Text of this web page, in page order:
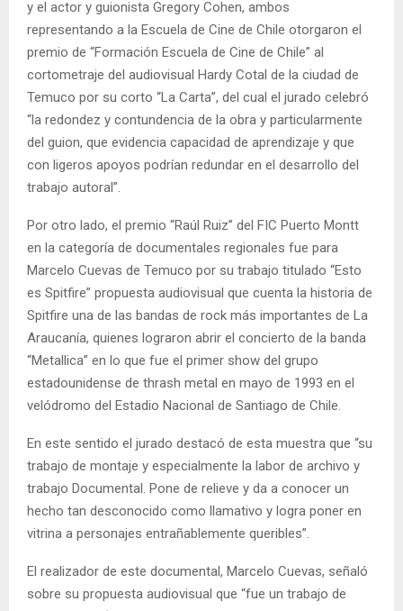
y el actor y guionista Gregory Cohen, ambos
representando a la Escuela de Cine de Chile otorgaron el
premio de “Formación Escuela de Cine de Chile” al
cortometraje del audiovisual Hardy Cotal de la ciudad de
Temuco por su corto “La Carta”, del cual el jurado celebró
“la redondez y contundencia de la obra y particularmente
del guion, que evidencia capacidad de aprendizaje y que
con ligeros apoyos podrían redundar en el desarrollo del
trabajo autoral”.
Por otro lado, el premio “Raúl Ruiz” del FIC Puerto Montt
en la categoría de documentales regionales fue para
Marcelo Cuevas de Temuco por su trabajo titulado “Esto
es Spitfire” propuesta audiovisual que cuenta la historia de
Spitfire una de las bandas de rock más importantes de La
Araucanía, quienes lograron abrir el concierto de la banda
“Metallica” en lo que fue el primer show del grupo
estadounidense de thrash metal en mayo de 1993 en el
velódromo del Estadio Nacional de Santiago de Chile.
En este sentido el jurado destacó de esta muestra que “su
trabajo de montaje y especialmente la labor de archivo y
trabajo Documental. Pone de relieve y da a conocer un
hecho tan desconocido como llamativo y logra poner en
vitrina a personajes entrañablemente queribles”.
El realizador de este documental, Marcelo Cuevas, señaló
sobre su propuesta audiovisual que “fue un trabajo de